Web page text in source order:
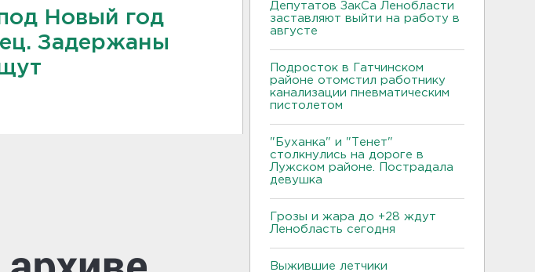
Новый год
Задержаны
Депутатов ЗакСа Ленобласти
заставляют выйти на работу в
августе
Подросток в Гатчинском
районе отомстил работнику
канализации пневматическим
пистолетом
"Буханка" и "Тенет"
столкнулись на дороге в
Лужском районе. Пострадала
девушка
Грозы и жара до +28 ждут
Ленобласть сегодня
Выжившие летчики